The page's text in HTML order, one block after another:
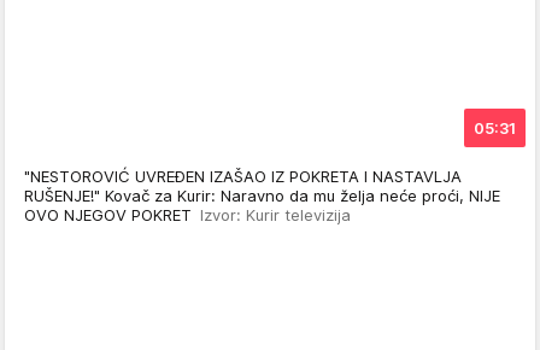
05:31
"NESTOROVIĆ UVREĐEN IZAŠAO IZ POKRETA I NASTAVLJA
RUŠENJE!" Kovač za Kurir: Naravno da mu želja neće proći, NIJE
OVO NJEGOV POKRET Izvor: Kurir televizija